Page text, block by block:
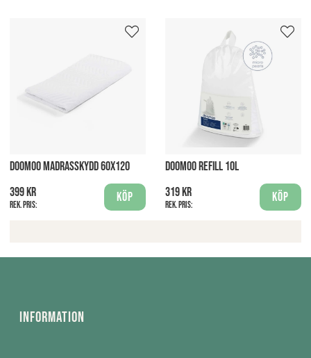
DOOMOO MADRASSKYDD 60X120
399 kr
Rek. pris:
Köp
DOOMOO REFILL 10L
319 kr
Rek. pris:
Köp
Information